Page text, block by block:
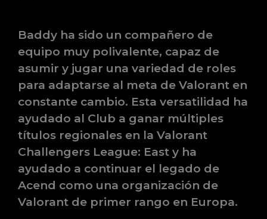
Baddy ha sido un compañero de
equipo muy polivalente, capaz de
asumir y jugar una variedad de roles
para adaptarse al meta de Valorant en
constante cambio. Esta versatilidad ha
ayudado al Club a ganar múltiples
títulos regionales en la Valorant
Challengers League: East y ha
ayudado a continuar el legado de
Acend como una organización de
Valorant de primer rango en Europa.